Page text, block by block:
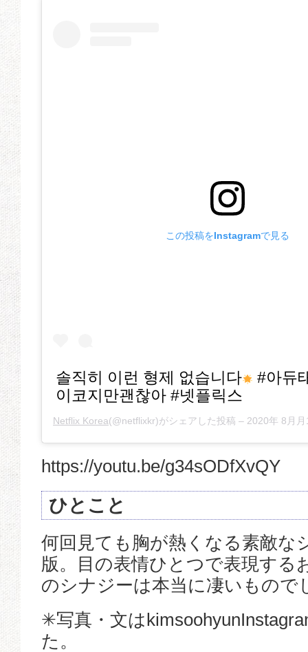
この投稿をInstagramで見る
솔직히 이런 형제 없습니다
#아듀
이코지만괜찮아 #넷플릭스
Netflix Korea(@netflixkr)がシェアした投稿 – 2020年 8月月
https://youtu.be/g34sODfXvQY
ひとこと
何回見ても胸が熱くなる素敵な
版。目の表情ひとつで表現する
のシナジーは本当に凄いもので
✳︎写真・文は
た。